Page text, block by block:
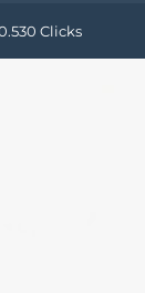
Clicks